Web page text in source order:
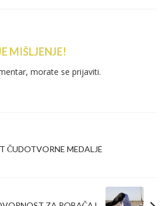
MIŠLJENJE!
morate se prijaviti.
ČUDOTVORNE MEDALJE